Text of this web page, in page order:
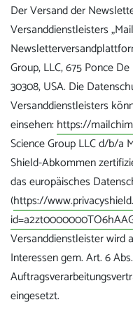
Der Versand der
Versanddienstleisters
Group, LLC, 675 Ponce
30308, USA. Die
Versanddienstleisters
einsehen:https://
Science Group LLC d/b/a
Shield-Abkommen
das europäisches
(https://
Versanddienstleister wird
Interessen gem. Art. 6
eingesetzt.